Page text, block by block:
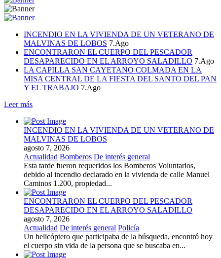
INCENDIO EN LA VIVIENDA DE UN VETERANO DE
MALVINAS DE LOBOS 7.Ago
ENCONTRARON EL CUERPO DEL PESCADOR
DESAPARECIDO EN EL ARROYO SALADILLO 7.Ago
LA CAPILLA SAN CAYETANO COLMADA EN LA
MISA CENTRAL DE LA FIESTA DEL SANTO DEL PAN
Y EL TRABAJO 7.Ago
Leer más
INCENDIO EN LA VIVIENDA DE UN VETERANO DE
MALVINAS DE LOBOS
agosto 7, 2026
Actualidad Bomberos De interés general
Esta tarde fueron requeridos los Bomberos Voluntarios,
debido al incendio declarado en la vivienda de calle Manuel
Caminos 1.200, propiedad...
ENCONTRARON EL CUERPO DEL PESCADOR
DESAPARECIDO EN EL ARROYO SALADILLO
agosto 7, 2026
Actualidad De interés general Policía
Un helicóptero que participaba de la búsqueda, encontró hoy
el cuerpo sin vida de la persona que se buscaba en...